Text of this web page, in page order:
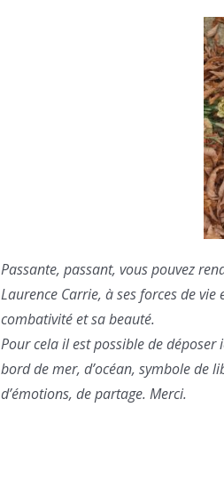
Passante, passant, vous pouvez
Laurence Carrie, à ses forces de vie
combativité et sa beauté.
Pour cela il est possible de déposer
bord de mer, d’océan, symbole de
d’émotions, de partage. Merci.